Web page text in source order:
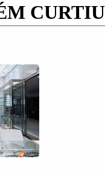
CURTIU